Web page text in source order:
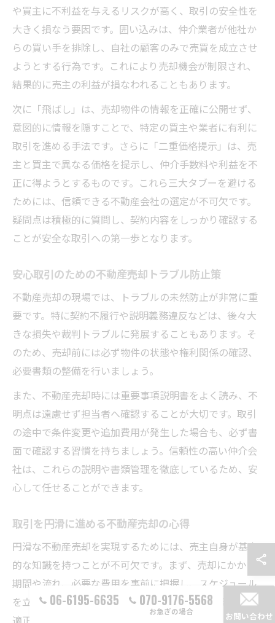
や買主に不利益を与えるリスクが高く、取引の安全性を
大きく損なう要因です。囲い込みは、仲介業者が他社か
らの買い手を排除し、自社の顧客のみで売買を成立させ
ようとする行為です。これにより売却機会が制限され、
結果的に売主の利益が損なわれることもあります。
次に「飛ばし」は、売却物件の情報を正確に公開せず、
意図的に情報を隠すことで、特定の買主や業者に有利に
取引を進める手法です。さらに「二重価格提示」は、売
主と買主で異なる価格を提示し、仲介手数料や利益を不
正に得ようとするものです。これら三大タブーを避ける
ためには、信頼できる不動産会社の選定が不可欠です。
疑問点は積極的に質問し、契約内容をしっかり確認する
ことが安全な取引への第一歩となります。
安心取引のための不動産売却トラブル防止策
不動産売却の現場では、トラブルの未然防止が非常に重
要です。特に契約不履行や説明義務違反などは、後々大
きな損失や裁判トラブルに発展することもあります。そ
のため、売却前には必ず物件の状態や権利関係の確認、
必要書類の整備を行いましょう。
また、不動産売却時には重要事項説明書をよく読み、不
明点は遠慮せず担当者へ確認することが大切です。取引
の途中で条件変更や追加費用が発生した場合も、必ず書
面で確認する習慣を持ちましょう。信頼性の高い仲介会
社は、これらの説明や書類管理を徹底しているため、安
心して任せることができます。
取引を円滑に進める不動産売却の心得
円滑な不動産売却を実現するためには、売主自身が基本
的な知識を持つことが不可欠です。まず、売却にかかる
期間や流れ、必要な費用を事前に把握し、スケジュール
を立てておきましょう。市場動向や近隣相場を調査し、
適正な価格設定を行うことも成功への鍵です。
06-6195-6635 070-9176-5568
お急ぎの場合 お問い合わせ